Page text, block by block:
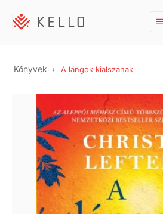
Könyvek A lángok kialszanak